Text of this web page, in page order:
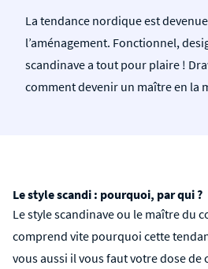
La tendance nordique est
l’aménagement. Fonctionnel,
scandinave a tout pour plaire !
comment devenir un maître en la
Le style scandi : pourquoi, par qui ?
Le style scandinave ou le maître du
comprend vite pourquoi cette
vous aussi il vous faut votre dose